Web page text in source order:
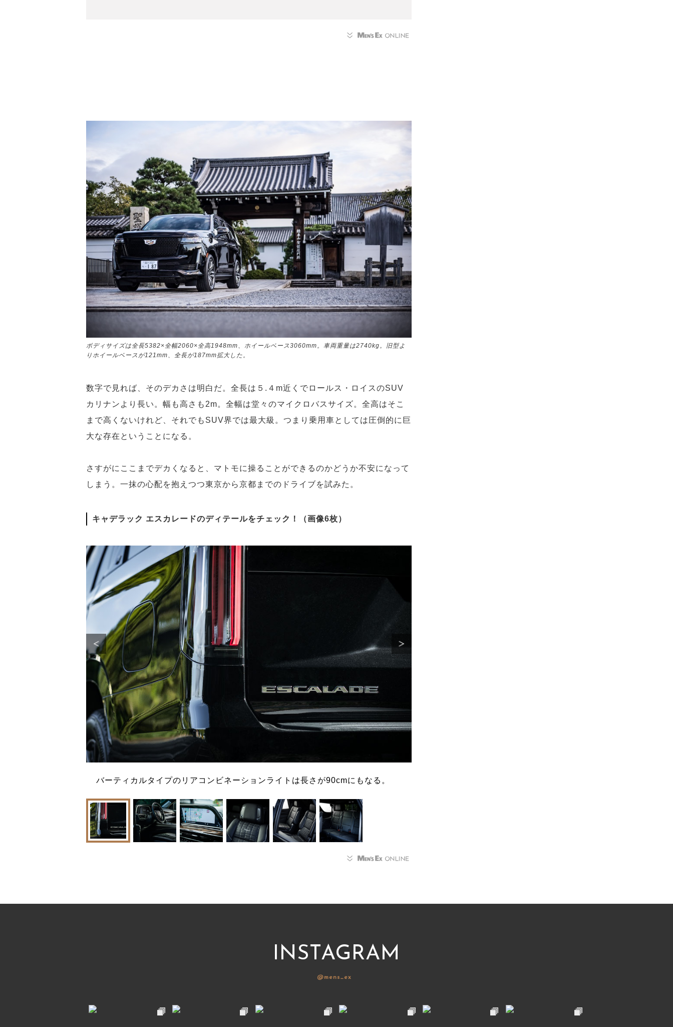
ボディサイズは全長5382×全幅2060×全高1948mm、ホイールベース3060mm。車両重量は2740kg。旧型よ
りホイールベースが121mm、全長が187mm拡大した。
数字で見れば、そのデカさは明白だ。全長は５.４m近くでロールス・ロイスのSUV
カリナンより長い。幅も高さも2m。全幅は堂々のマイクロバスサイズ。全高はそこ
まで高くないけれど、それでもSUV界では最大級。つまり乗用車としては圧倒的に巨
大な存在ということになる。
さすがにここまでデカくなると、マトモに操ることができるのかどうか不安になって
しまう。一抹の心配を抱えつつ東京から京都までのドライブを試みた。
キャデラック エスカレードのディテールをチェック！（画像6枚）
バーティカルタイプのリアコンビネーションライトは長さが90cmにもなる。
INSTAGRAM
@mens_ex